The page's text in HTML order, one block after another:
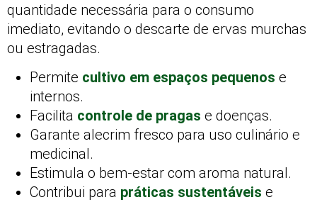
quantidade necessária para o consumo
imediato, evitando o descarte de ervas murchas
ou estragadas.
Permite cultivo em espaços pequenos e
internos.
Facilita controle de pragas e doenças.
Garante alecrim fresco para uso culinário e
medicinal.
Estimula o bem-estar com aroma natural.
Contribui para práticas sustentáveis e